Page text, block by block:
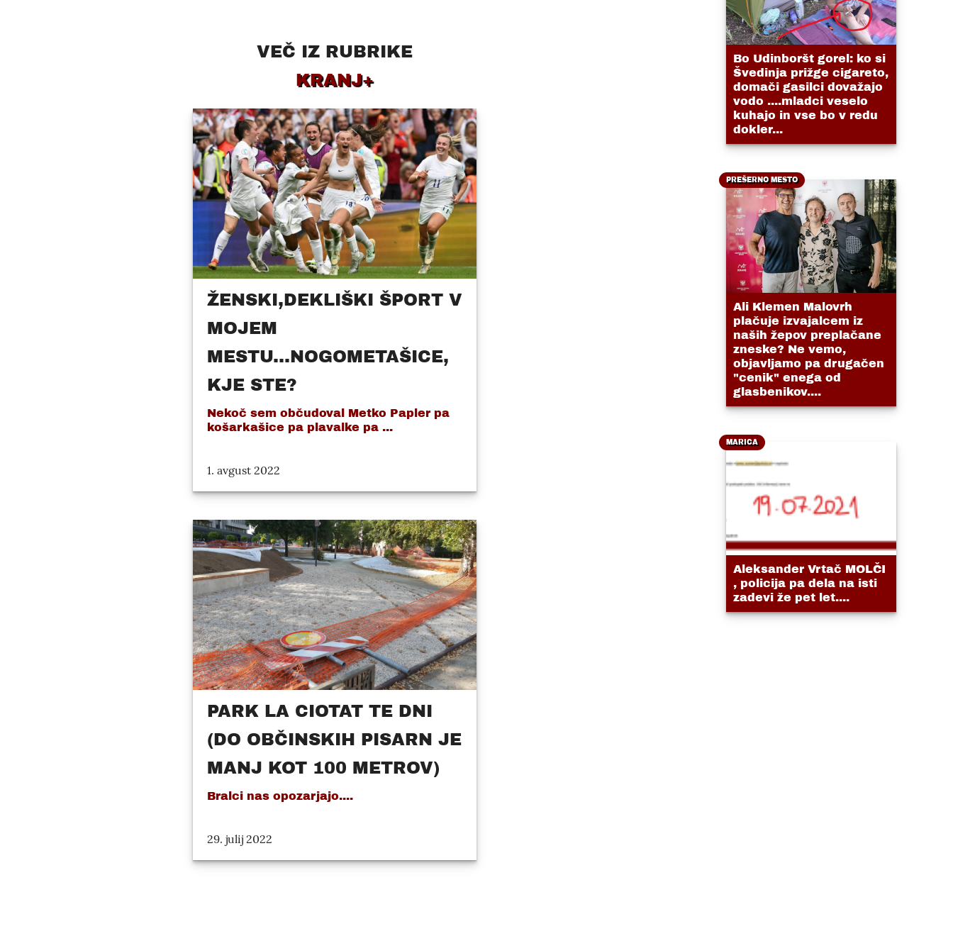
VEČ IZ RUBRIKE
KRANJ+
ŽENSKI,DEKLIŠKI ŠPORT V
MOJEM
MESTU...NOGOMETAŠICE,
KJE STE?
Nekoč sem občudoval Metko Papler pa
košarkašice pa plavalke pa ...
1. avgust 2022
PARK LA CIOTAT TE DNI
(DO OBČINSKIH PISARN JE
MANJ KOT 100 METROV)
Bralci nas opozarjajo....
29. julij 2022
Bo Udinboršt gorel: ko si
Švedinja prižge cigareto,
domači gasilci dovažajo
vodo ....mladci veselo
kuhajo in vse bo v redu
dokler...
PREŠERNO MESTO
Ali Klemen Malovrh
plačuje izvajalcem iz
naših žepov preplačane
zneske? Ne vemo,
objavljamo pa drugačen
"cenik" enega od
glasbenikov....
MARICA
Aleksander Vrtač MOLČI
, policija pa dela na isti
zadevi že pet let....